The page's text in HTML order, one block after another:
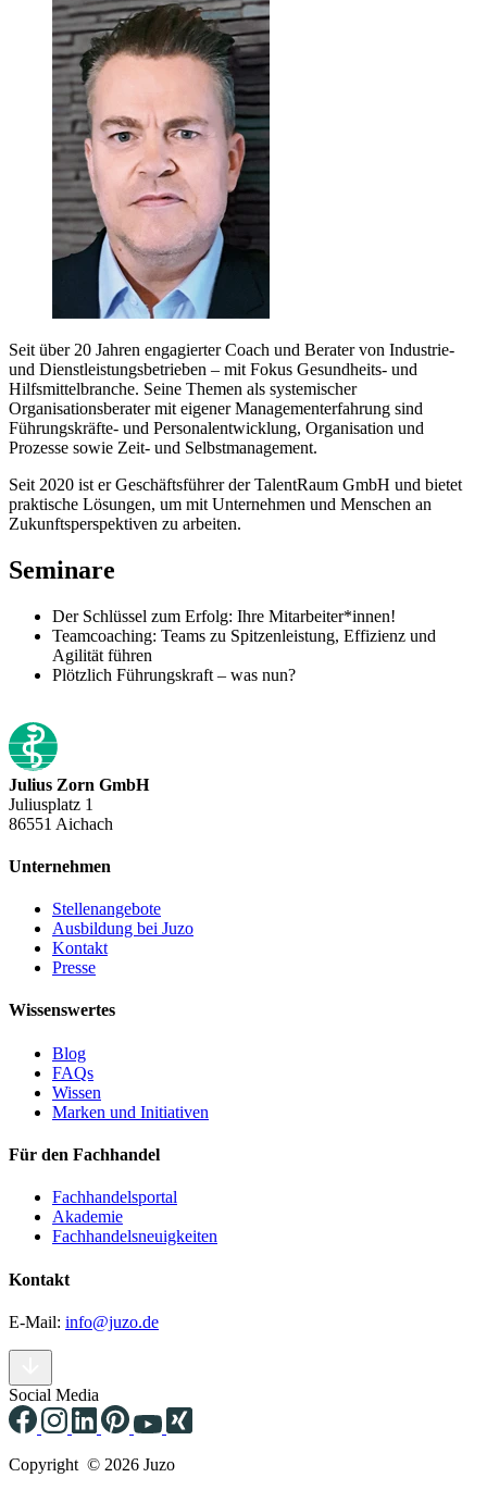
Seit über 20 Jahren engagierter Coach und Berater von Industrie-
und Dienstleistungsbetrieben – mit Fokus Gesundheits- und
Hilfsmittelbranche. Seine Themen als systemischer
Organisationsberater mit eigener Managementerfahrung sind
Führungskräfte- und Personalentwicklung, Organisation und
Prozesse sowie Zeit- und Selbstmanagement.
Seit 2020 ist er Geschäftsführer der TalentRaum GmbH und bietet
praktische Lösungen, um mit Unternehmen und Menschen an
Zukunftsperspektiven zu arbeiten.
Seminare
Der Schlüssel zum Erfolg: Ihre Mitarbeiter*innen!
Teamcoaching: Teams zu Spitzenleistung, Effizienz und
Agilität führen
Plötzlich Führungskraft – was nun?
Julius Zorn GmbH
Juliusplatz 1
86551 Aichach
Unternehmen
Stellenangebote
Ausbildung bei Juzo
Kontakt
Presse
Wissenswertes
Blog
FAQs
Wissen
Marken und Initiativen
Für den Fachhandel
Fachhandelsportal
Akademie
Fachhandelsneuigkeiten
Kontakt
E-Mail: info@juzo.de
Social Media
Copyright © 2026 Juzo